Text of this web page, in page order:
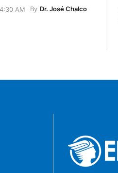
AM By Dr. José Chalco